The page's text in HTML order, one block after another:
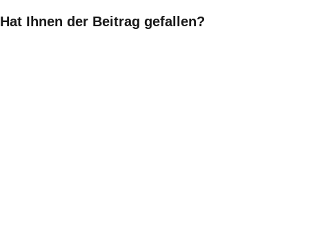
Hat Ihnen der Beitrag gefallen?